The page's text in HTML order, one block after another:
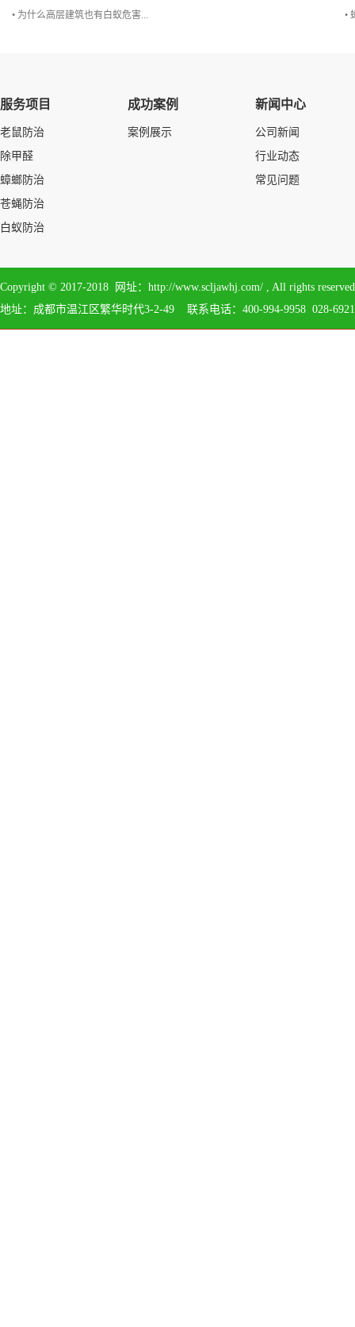
• 为什么高层建筑也有白蚁危害... •
服务项目
老鼠防治
除甲醛
蟑螂防治
苍蝇防治
白蚁防治
成功案例
案例展示
新闻中心
公司新闻
行业动态
常见问题
Copyright © 2017-2018 网址：http://www.scljawhj.com/ , All rights
地址：成都市温江区繁华时代3-2-49 联系电话：400-994-9958 028-